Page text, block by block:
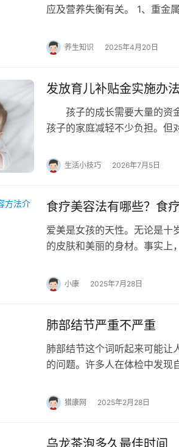
应及营养失衡有关。 1、重金
养生知识 2025年4月20日
发放育儿补贴金实施办
孩子的成长需要大量的资金
孩子的家庭减轻不少负担。但
生活小技巧 2026年7月5日
食疗美容法有哪些？食
爱美是女孩的天性。无论是十
的皮肤和美丽的身材。事实上
小康 2025年7月28日
肺部结节严重不严重
肺部结节这个词听起来可能让
的问题。许多人在体检中发现
猎康网 2025年2月28日
乌龙茶泡多久最佳时间